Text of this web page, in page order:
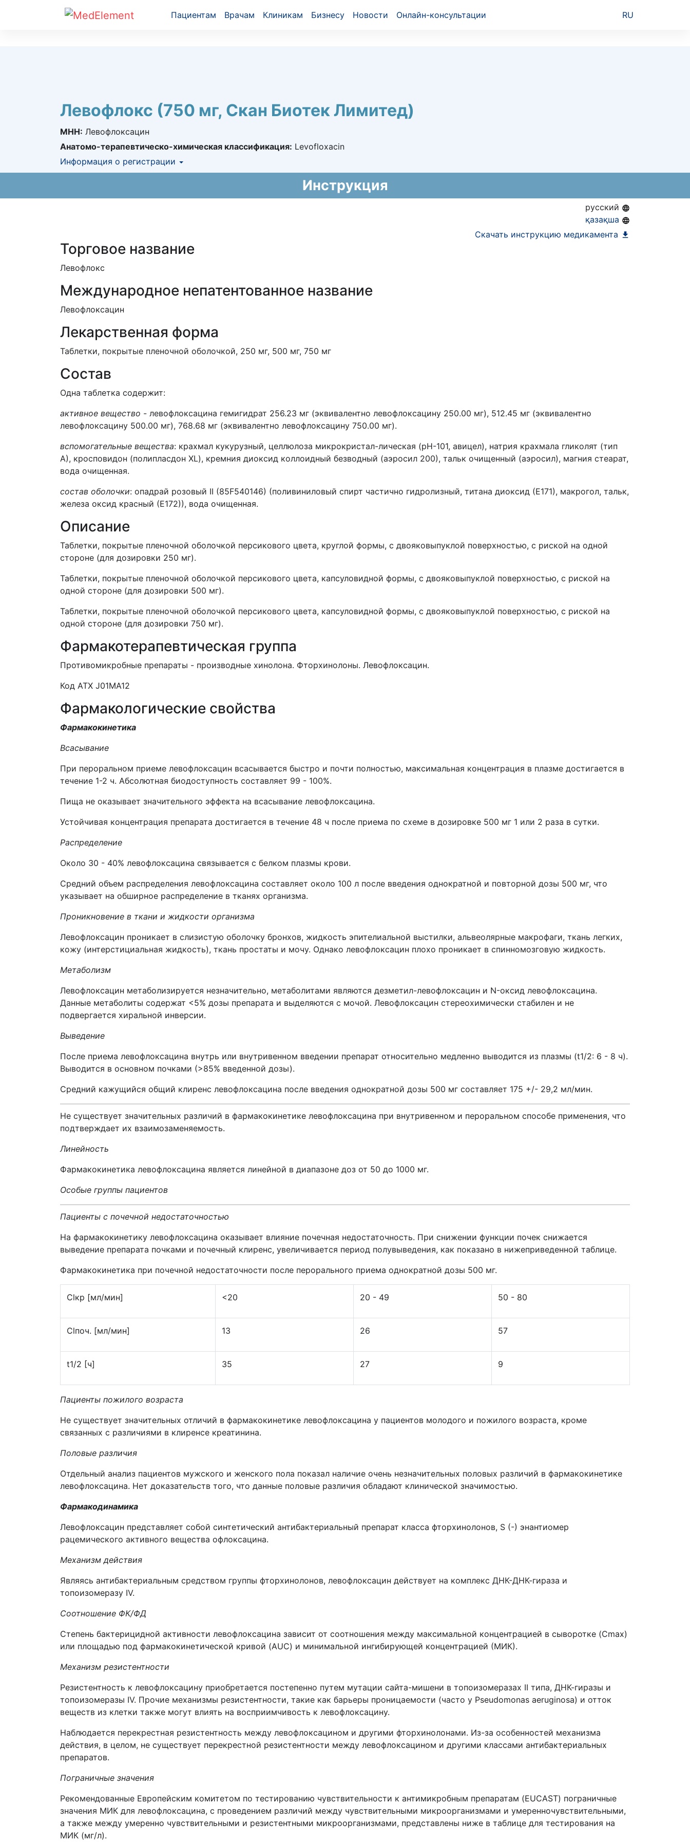
Пациентам Врачам Клиникам Бизнесу Новости Онлайн-консультации RU
Левофлокс (750 мг, Скан Биотек Лимитед)
МНН: Левофлоксацин
Анатомо-терапевтическо-химическая классификация: Levofloxacin
Информация о регистрации
Инструкция
русский
қазақша
Скачать инструкцию медикамента
Торговое название
Левофлокс
Международное непатентованное название
Левофлоксацин
Лекарственная форма
Таблетки, покрытые пленочной оболочкой, 250 мг, 500 мг, 750 мг
Состав
Одна таблетка содержит:
активное вещество - левофлоксацина гемигидрат 256.23 мг (эквивалентно левофлоксацину 250.00 мг), 512.45 мг (эквивалентно
левофлоксацину 500.00 мг), 768.68 мг (эквивалентно левофлоксацину 750.00 мг).
вспомогательные вещества: крахмал кукурузный, целлюлоза микрокристал-лическая (рН-101, авицел), натрия крахмала гликолят (тип
А), кросповидон (полипласдон XL), кремния диоксид коллоидный безводный (аэросил 200), тальк очищенный (аэросил), магния стеарат,
вода очищенная.
состав оболочки: опадрай розовый II (85F540146) (поливиниловый спирт частично гидролизный, титана диоксид (Е171), макрогол, тальк,
железа оксид красный (Е172)), вода очищенная.
Описание
Таблетки, покрытые пленочной оболочкой персикового цвета, круглой формы, с двояковыпуклой поверхностью, с риской на одной
стороне (для дозировки 250 мг).
Таблетки, покрытые пленочной оболочкой персикового цвета, капсуловидной формы, с двояковыпуклой поверхностью, с риской на
одной стороне (для дозировки 500 мг).
Таблетки, покрытые пленочной оболочкой персикового цвета, капсуловидной формы, с двояковыпуклой поверхностью, с риской на
одной стороне (для дозировки 750 мг).
Фармакотерапевтическая группа
Противомикробные препараты - производные хинолона. Фторхинолоны. Левофлоксацин.
Код АТХ J01MA12
Фармакологические свойства
Фармакокинетика
Всасывание
При пероральном приеме левофлоксацин всасывается быстро и почти полностью, максимальная концентрация в плазме достигается в
течение 1-2 ч. Абсолютная биодоступность составляет 99 - 100%.
Пища не оказывает значительного эффекта на всасывание левофлоксацина.
Устойчивая концентрация препарата достигается в течение 48 ч после приема по схеме в дозировке 500 мг 1 или 2 раза в сутки.
Распределение
Около 30 - 40% левофлоксацина связывается с белком плазмы крови.
Средний объем распределения левофлоксацина составляет около 100 л после введения однократной и повторной дозы 500 мг, что
указывает на обширное распределение в тканях организма.
Проникновение в ткани и жидкости организма
Левофлоксацин проникает в слизистую оболочку бронхов, жидкость эпителиальной выстилки, альвеолярные макрофаги, ткань легких,
кожу (интерстициальная жидкость), ткань простаты и мочу. Однако левофлоксацин плохо проникает в спинномозговую жидкость.
Метаболизм
Левофлоксацин метаболизируется незначительно, метаболитами являются дезметил-левофлоксацин и N-оксид левофлоксацина.
Данные метаболиты содержат <5% дозы препарата и выделяются с мочой. Левофлоксацин стереохимически стабилен и не
подвергается хиральной инверсии.
Выведение
После приема левофлоксацина внутрь или внутривенном введении препарат относительно медленно выводится из плазмы (t1/2: 6 - 8 ч).
Выводится в основном почками (>85% введенной дозы).
Средний кажущийся общий клиренс левофлоксацина после введения однократной дозы 500 мг составляет 175 +/- 29,2 мл/мин.
Не существует значительных различий в фармакокинетике левофлоксацина при внутривенном и пероральном способе применения, что
подтверждает их взаимозаменяемость.
Линейность
Фармакокинетика левофлоксацина является линейной в диапазоне доз от 50 до 1000 мг.
Особые группы пациентов
Пациенты с почечной недостаточностью
На фармакокинетику левофлоксацина оказывает влияние почечная недостаточность. При снижении функции почек снижается
выведение препарата почками и почечный клиренс, увеличивается период полувыведения, как показано в нижеприведенной таблице.
Фармакокинетика при почечной недостаточности после перорального приема однократной дозы 500 мг.
Clкр [мл/мин] <20 20 - 49 50 - 80
Clпоч. [мл/мин] 13 26 57
t1/2 [ч] 35 27 9
Пациенты пожилого возраста
Не существует значительных отличий в фармакокинетике левофлоксацина у пациентов молодого и пожилого возраста, кроме
связанных с различиями в клиренсе креатинина.
Половые различия
Отдельный анализ пациентов мужского и женского пола показал наличие очень незначительных половых различий в фармакокинетике
левофлоксацина. Нет доказательств того, что данные половые различия обладают клинической значимостью.
Фармакодинамика
Левофлоксацин представляет собой синтетический антибактериальный препарат класса фторхинолонов, S (-) энантиомер
рацемического активного вещества офлоксацина.
Механизм действия
Являясь антибактериальным средством группы фторхинолонов, левофлоксацин действует на комплекс ДНК-ДНК-гираза и
топоизомеразу IV.
Соотношение ФК/ФД
Степень бактерицидной активности левофлоксацина зависит от соотношения между максимальной концентрацией в сыворотке (Cmax)
или площадью под фармакокинетической кривой (AUC) и минимальной ингибирующей концентрацией (МИК).
Механизм резистентности
Резистентность к левофлоксацину приобретается постепенно путем мутации сайта-мишени в топоизомеразах II типа, ДНК-гиразы и
топоизомеразы IV. Прочие механизмы резистентности, такие как барьеры проницаемости (часто у Pseudomonas aeruginosa) и отток
веществ из клетки также могут влиять на восприимчивость к левофлоксацину.
Наблюдается перекрестная резистентность между левофлоксацином и другими фторхинолонами. Из-за особенностей механизма
действия, в целом, не существует перекрестной резистентности между левофлоксацином и другими классами антибактериальных
препаратов.
Пограничные значения
Рекомендованные Европейским комитетом по тестированию чувствительности к антимикробным препаратам (EUCAST) пограничные
значения МИК для левофлоксацина, с проведением различий между чувствительными микроорганизмами и умеренночувствительными,
а также между умеренно чувствительными и резистентными микроорганизмами, представлены ниже в таблице для тестирования на
МИК (мг/л).